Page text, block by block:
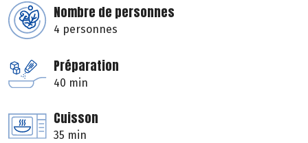
Nombre de personnes
4 personnes
Préparation
40 min
Cuisson
35 min